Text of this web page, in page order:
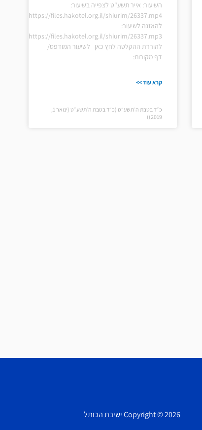
השיעור: אייר תשע"ט לצפייה בשיעור:
https://files.hakotel.org.il/shiurim/26337.mp4
להאזנה לשיעור:
https://files.hakotel.org.il/shiurim/26337.mp3
להורדת ההקלטה לחץ כאן לשיעור המודפס/
דף מקורות:
קרא עוד >>
כ״ד בטבת ה׳תשע״ט (כ״ד בטבת ה׳תשע״ט (ינואר 1,
2019))
Copyright © 2026 ישיבת הכותל